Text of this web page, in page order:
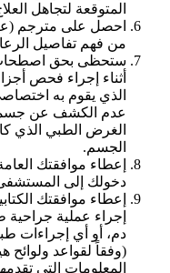
المتوقعة لتجاهل
احصل على مترجم
من فهم تفاصيل
ستحظى بحق
أثناء إجراء فحص
الذي يقوم به
عدم الكشف عن
الغرض الطبي الذي
الجسم.
إعطاء موافقتك
دخولك إلى
إعطاء موافقتك
إجراء عملية جراحية
دم، أو أي إجراءات
(وفقاً لقواعد ولوائح
المعلومات التي